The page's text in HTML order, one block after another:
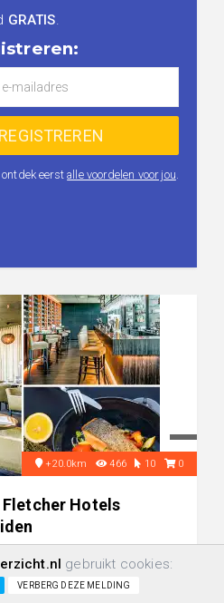
GRATIS.
ontdek eerstalle voordelen voor jou.
+20.0km 466 10 0
Hotels
+/-€ 22,50
€ 39,-
gebruikt cookies:
VERBERG DEZE MELDING